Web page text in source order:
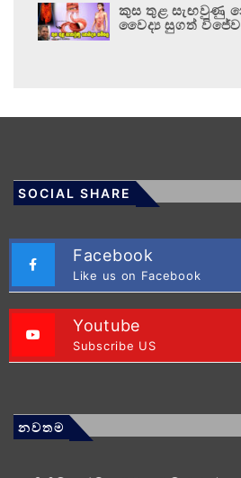
කුස තුළ සැඟවුණු
වෛද්‍ය සුගත්
SOCIAL SHARE
Facebook
Like us on Facebook
Youtube
Subscribe US
නවතම